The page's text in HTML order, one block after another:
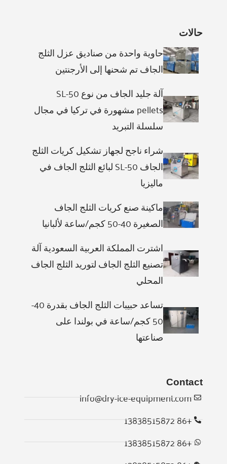
حالات
حاوية واحدة من صناديق عزل الثلج
الجاف تم شحنها إلى الأرجنتين
آلة جليد الجاف من نوع SL-50
pellets مشهورة في تركيا في مجال
سلسلة التبريد
شراء ناجح لجهاز تشكيل كريات الثلج
الجاف SL-50 لبائع الثلج الجاف في
ماليزيا
ماكينة صنع كريات الثلج الجاف
الصغيرة 40-50 كجم/ساعة لألبانيا
اشترت المملكة العربية السعودية آلة
تصنيع الثلج الجاف لتوريد الثلج الجاف
المحلي
تساعد حبيبات الثلج الجاف بقدرة 40-
50 كجم/ساعة في بولندا على
صناعتها
Contact
info@dry-ice-equipment.com
+86 13838515872
+86 13838515872
Whatsapp
Email